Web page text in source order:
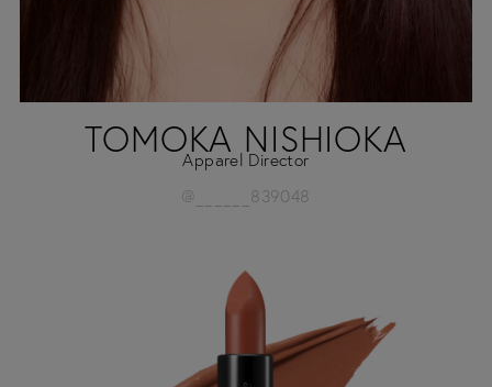
TOMOKA NISHIOKA
Apparel Director
@______839048